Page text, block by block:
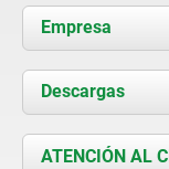
Empresa
Acerca de
Novedades
Contacto
Descargas
Documents
ATENCIÓN AL